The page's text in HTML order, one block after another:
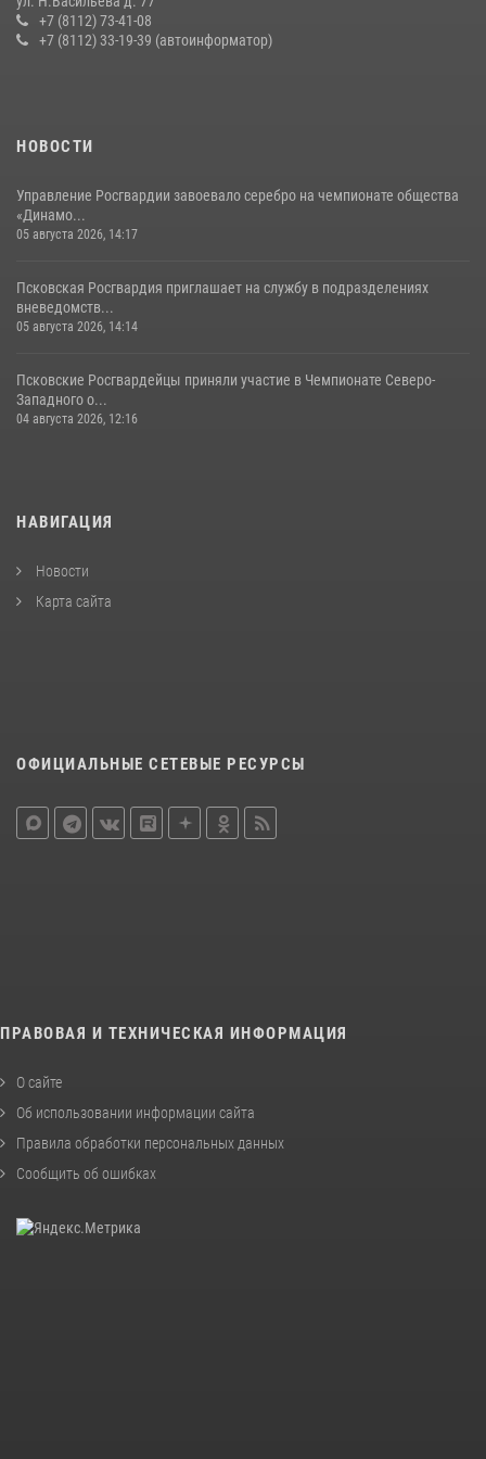
сутки пресекли в областном центре серию краж
22 июля 2026, 10:19
23 июля 2026, 13:19
+7 (8112) 73-41-08
+7 (8112) 33-19-39 (автоинформатор)
НОВОСТИ
Управление Росгвардии завоевало серебро на чемпионате общества
«Динамо...
05 августа 2026, 14:17
Псковская Росгвардия приглашает на службу в подразделениях
вневедомств...
05 августа 2026, 14:14
Псковские Росгвардейцы приняли участие в Чемпионате Северо-
Западного о...
04 августа 2026, 12:16
НАВИГАЦИЯ
Новости
Карта сайта
ОФИЦИАЛЬНЫЕ СЕТЕВЫЕ РЕСУРСЫ
ПРАВОВАЯ И ТЕХНИЧЕСКАЯ ИНФОРМАЦИЯ
О сайте
Об использовании информации сайта
Правила обработки персональных данных
Сообщить об ошибках